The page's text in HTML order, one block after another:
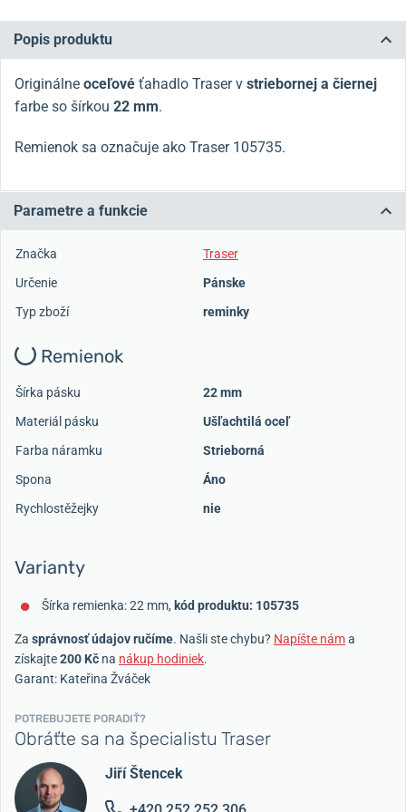
Popis produktu
Originálne oceľové ťahadlo Traser v striebornej a čiernej
farbe so šírkou 22 mm.
Remienok sa označuje ako Traser 105735.
Parametre a funkcie
Značka
Traser
Určenie
Pánske
Typ zboží
reminky
Remienok
Šírka pásku
22 mm
Materiál pásku
Ušľachtilá oceľ
Farba náramku
Strieborná
Spona
Áno
Rychlostěžejky
nie
Varianty
Šírka remienka: 22 mm, kód produktu: 105735
Za správnosť údajov ručíme. Našli ste chybu? Napíšte náma
získajte200 Kč na nákup hodiniek.
Garant: Kateřina Žváček
POTREBUJETE PORADIŤ?
Obráťte sa na špecialistu Traser
Jiří Štencek